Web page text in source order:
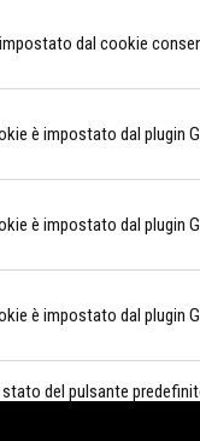
dal cookie
è impostato dal plugin
è impostato dal plugin
è impostato dal plugin
del pulsante